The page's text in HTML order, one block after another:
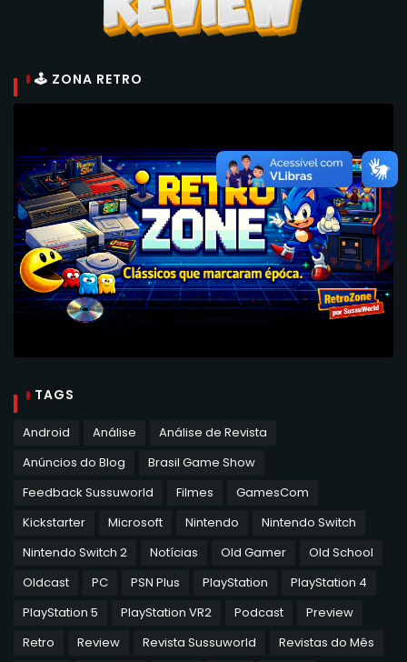
🕹 ZONA RETRO
TAGS
Android Análise
Análise de Revista
Anúncios do Blog
Brasil Game Show
Feedback Sussuworld
Filmes
GamesCom
Kickstarter
Microsoft Nintendo
Nintendo Switch
Nintendo Switch 2
Notícias Old Gamer
Old School
Oldcast
PC PSN Plus PlayStation
PlayStation 4
PlayStation 5
PlayStation VR2 Podcast
Preview
Retro
Review Revista Sussuworld
Revistas do Mês